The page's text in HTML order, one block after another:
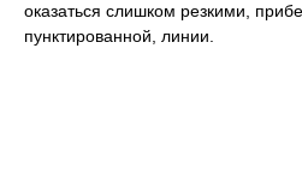
оказаться слишком резкими,
пунктированной, линии.